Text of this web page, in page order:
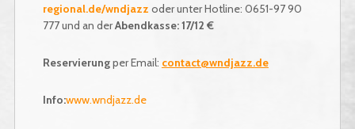
regional.de/wndjazz oder unter Hotline: 0651-97 90
777 und an derAbendkasse: 17/12 €
Reservierungper Email: contact@wndjazz.de
Info:www.wndjazz.de